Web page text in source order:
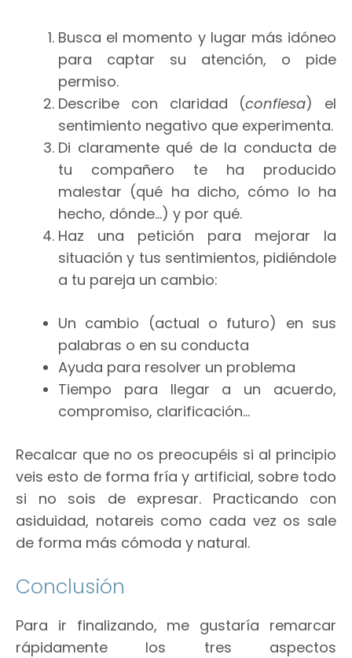
Busca el momento y lugar más idóneo
para captar su atención, o pide
permiso.
Describe con claridad (confiesa) el
sentimiento negativo que experimenta.
Di claramente qué de la conducta de
tu compañero te ha producido
malestar (qué ha dicho, cómo lo ha
hecho, dónde…) y por qué.
Haz una petición para mejorar la
situación y tus sentimientos, pidiéndole
a tu pareja un cambio:
Un cambio (actual o futuro) en sus
palabras o en su conducta
Ayuda para resolver un problema
Tiempo para llegar a un acuerdo,
compromiso, clarificación…
Recalcar que no os preocupéis si al principio
veis esto de forma fría y artificial, sobre todo
si no sois de expresar. Practicando con
asiduidad, notareis como cada vez os sale
de forma más cómoda y natural.
Conclusión
Para ir finalizando, me gustaría remarcar
rápidamente los tres aspectos